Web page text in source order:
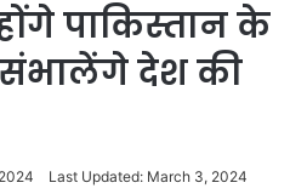
पाकिस्तान के
संभालेंगे देश की
Last Updated: March 3, 2024